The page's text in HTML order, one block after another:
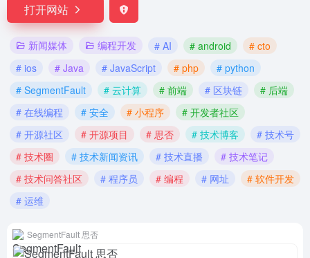
打开网站
新闻媒体 编程开发 # AI # android
# cto
# ios
# Java # JavaScript # php
# python
# SegmentFault
# 云计算 # 前端 # 区块链
# 后端
# 在线编程
# 安全 # 小程序
# 开发者社区
# 开源社区
# 开源项目 # 思否 # 技术博客
# 技术号
# 技术圈
# 技术新闻资讯 # 技术直播
# 技术笔记
# 技术问答社区
# 程序员 # 编程 # 网址
# 软件开发
# 运维
SegmentFault 思否